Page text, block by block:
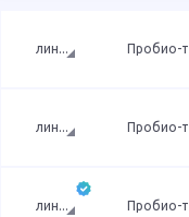
лин... Пробио-т
лин... Пробио-т
лин... Пробио-т